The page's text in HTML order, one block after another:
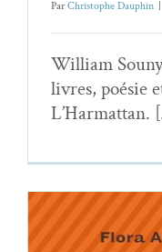
ParChristophe Dauphin
William
livres, poésie
L’Harmattan.